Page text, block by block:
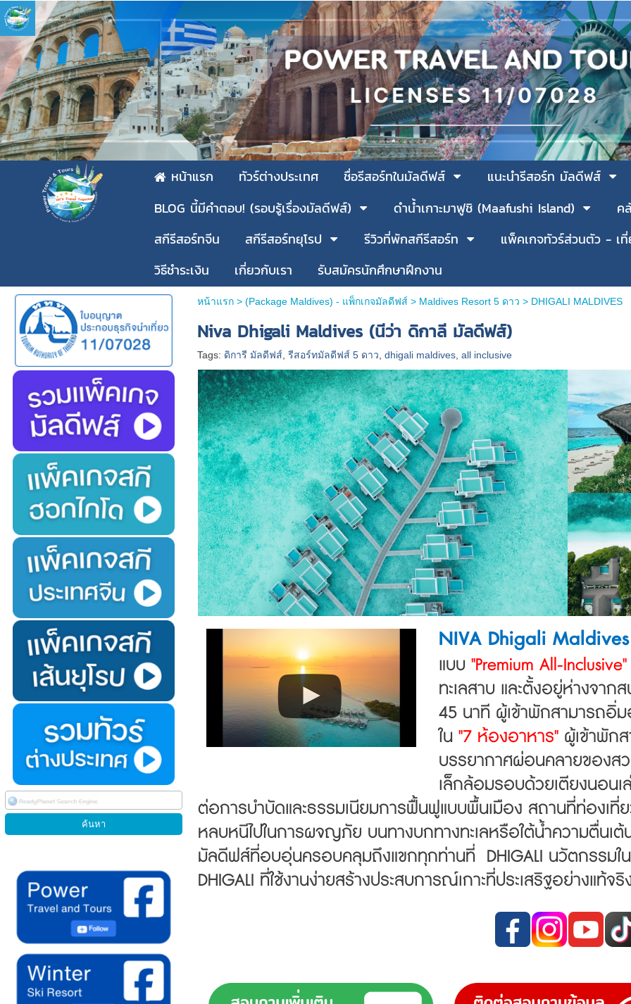
หน้าแรก ทัวร์ต่างประเทศ ชื่อรีสอร์ทในมัลดีฟส์
แนะนำรีสอร์ท มัลดีฟส์
BLOG นี้มีคำตอบ! (รอบรู้เรื่องมัลดีฟส์)
ดำน้ำเกาะมาฟูชิ (Maafushi Island)
ค
สกีรีสอร์ทจีน
สกีรีสอร์ทยุโรป รีวิวที่พักสกีรีสอร์ท
แพ็คเกจทัวร์ส่วนตัว - เ
วิธีชำระเงิน
เกี่ยวกับเรา รับสมัครนักศึกษาฝึกงาน
หน้าแรก> (Package Maldives) - แพ็กเกจมัลดีฟส์ > Maldives Resort 5 ดาว > DHIGALI MALDIVES
Niva Dhigali Maldives (นีว่า ดิกาลี มัลดีฟส์)
Tags: ดิการี มัลดีฟส์ ,รีสอร์ทมัลดีฟส์ 5 ดาว ,dhigali maldives ,all inclusive
NIVA Dhigali Maldives
แบบ "Premium All-Inclusive"
ทะเลสาบ และตั้งอยู่ห่างจาก
45 นาที ผู้เข้าพักสามารถอิ่
ใน "7 ห้องอาหาร" ผู้เข้าพัก
บรรยากาศผ่อนคลายของส
เล็กล้อมรอบด้วยเตียงนอนเ
ต่อการบำบัดและธรรมเนียมการฟื้นฟูแบบพื้นเมือง สถานที่ท่องเที่
หลบหนีไปในการผจญภัย บนทางบกทางทะเลหรือใต้น้ำความตื่น
มัลดีฟส์ที่อบอุ่นครอบคลุมถึงแขกทุกท่านที่ DHIGALI นวัตกรรมใ
DHIGALI ที่ใช้งานง่ายสร้างประสบการณ์เกาะที่ประเสริฐอย่างแท้จริ